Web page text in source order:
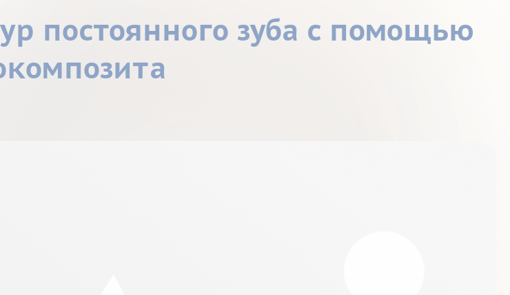
постоянного зуба с помощью